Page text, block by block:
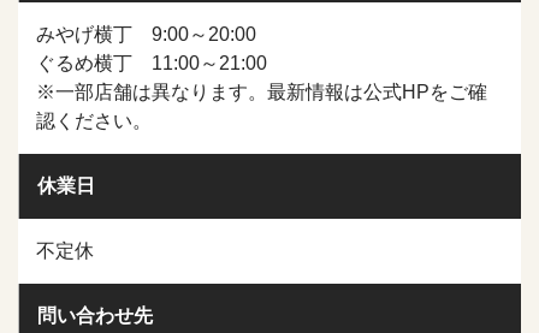
みやげ横丁 9:00～20:00
ぐるめ横丁 11:00～21:00
※一部店舗は異なります。最新情報は公式HPをご確
認ください。
休業日
不定休
問い合わせ先